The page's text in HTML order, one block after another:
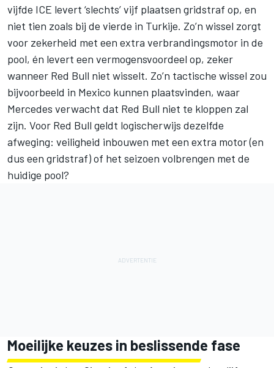
vijfde ICE levert ‘slechts’ vijf plaatsen gridstraf op, en
niet tien zoals bij de vierde in Turkije. Zo’n wissel zorgt
voor zekerheid met een extra verbrandingsmotor in de
pool, én levert een vermogensvoordeel op, zeker
wanneer Red Bull niet wisselt. Zo’n tactische wissel zou
bijvoorbeeld in Mexico kunnen plaatsvinden, waar
Mercedes verwacht dat Red Bull niet te kloppen zal
zijn. Voor Red Bull geldt logischerwijs dezelfde
afweging: veiligheid inbouwen met een extra motor (en
dus een gridstraf) of het seizoen volbrengen met de
huidige pool?
Moeilijke keuzes in beslissende fase